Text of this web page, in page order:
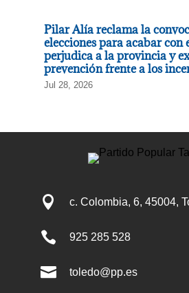
Pilar Alía reclama la
elecciones para acabar con
perjudica a la provincia y
prevención frente a los
Jul 28, 2026
 c. Colombia, 6, 45004,
 925 285 528
 toledo@pp.es